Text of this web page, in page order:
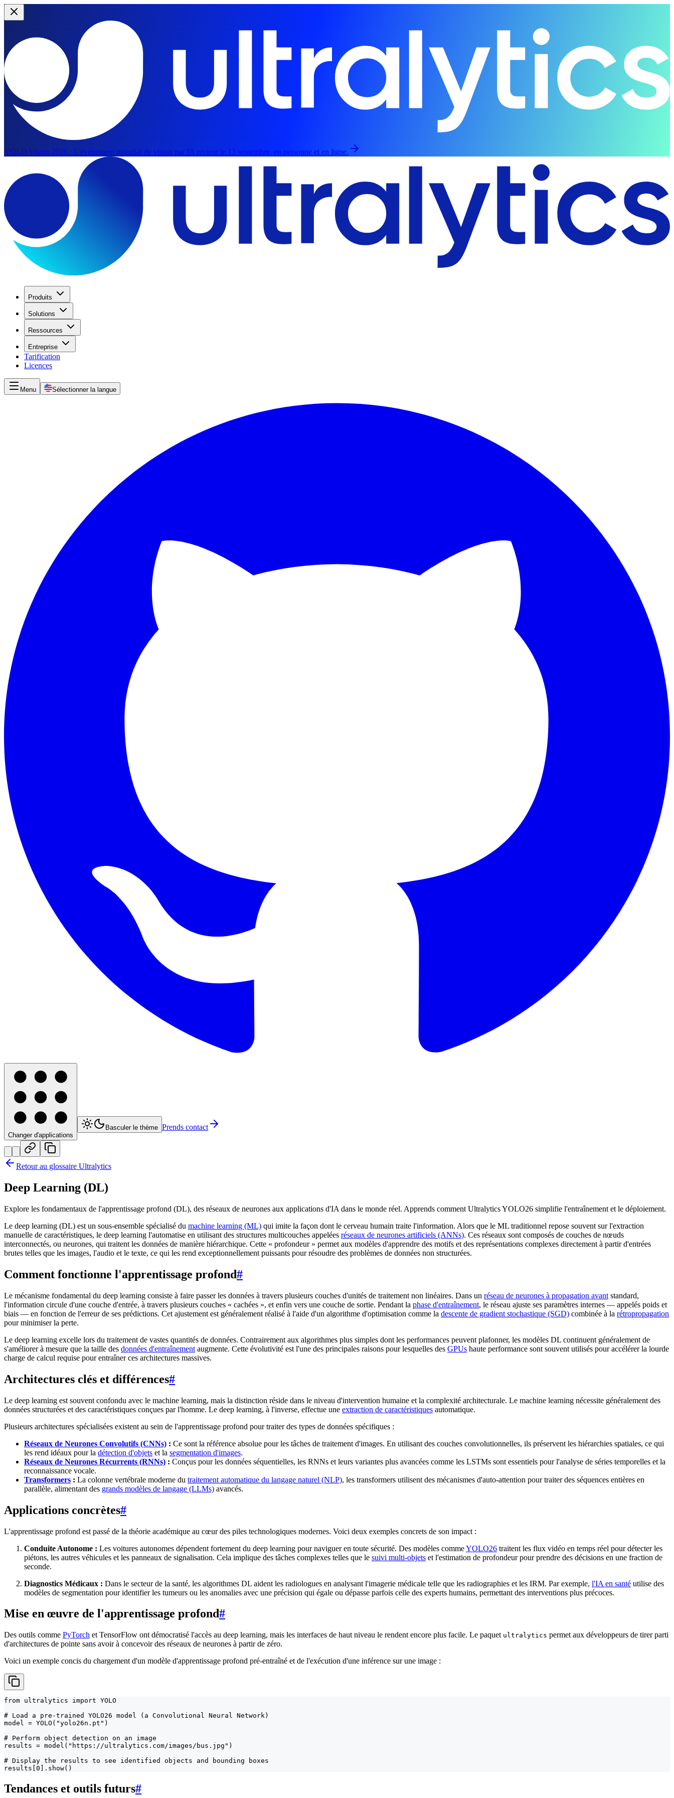
YOLO Vision 2026 : L'événement mondial de vision par IA revient le 13 septembre, en personne et en ligne.
Produits
Solutions
Ressources
Entreprise
Tarification
Licences
Menu Sélectionner la langue
Changer d'applications
Basculer le thème Prends contact
Retour au glossaire Ultralytics
Deep Learning (DL)
Explore les fondamentaux de l'apprentissage profond (DL), des réseaux de neurones aux applications d'IA dans le monde réel. Apprends comment Ultralytics YOLO26 simplifie l'entraînement et le déploiement.
Le deep learning (DL) est un sous-ensemble spécialisé du machine learning (ML) qui imite la façon dont le cerveau humain traite l'information. Alors que le ML traditionnel repose souvent sur l'extraction
manuelle de caractéristiques, le deep learning l'automatise en utilisant des structures multicouches appelées réseaux de neurones artificiels (ANNs). Ces réseaux sont composés de couches de nœuds
interconnectés, ou neurones, qui traitent les données de manière hiérarchique. Cette « profondeur » permet aux modèles d'apprendre des motifs et des représentations complexes directement à partir d'entrées
brutes telles que les images, l'audio et le texte, ce qui les rend exceptionnellement puissants pour résoudre des problèmes de données non structurées.
Comment fonctionne l'apprentissage profond#
Le mécanisme fondamental du deep learning consiste à faire passer les données à travers plusieurs couches d'unités de traitement non linéaires. Dans un réseau de neurones à propagation avant standard,
l'information circule d'une couche d'entrée, à travers plusieurs couches « cachées », et enfin vers une couche de sortie. Pendant la phase d'entraînement, le réseau ajuste ses paramètres internes — appelés poids et
biais — en fonction de l'erreur de ses prédictions. Cet ajustement est généralement réalisé à l'aide d'un algorithme d'optimisation comme la descente de gradient stochastique (SGD) combinée à la rétropropagation
pour minimiser la perte.
Le deep learning excelle lors du traitement de vastes quantités de données. Contrairement aux algorithmes plus simples dont les performances peuvent plafonner, les modèles DL continuent généralement de
s'améliorer à mesure que la taille des données d'entraînement augmente. Cette évolutivité est l'une des principales raisons pour lesquelles des GPUs haute performance sont souvent utilisés pour accélérer la lourde
charge de calcul requise pour entraîner ces architectures massives.
Architectures clés et différences#
Le deep learning est souvent confondu avec le machine learning, mais la distinction réside dans le niveau d'intervention humaine et la complexité architecturale. Le machine learning nécessite généralement des
données structurées et des caractéristiques conçues par l'homme. Le deep learning, à l'inverse, effectue une extraction de caractéristiques automatique.
Plusieurs architectures spécialisées existent au sein de l'apprentissage profond pour traiter des types de données spécifiques :
Réseaux de Neurones Convolutifs (CNNs) : Ce sont la référence absolue pour les tâches de traitement d'images. En utilisant des couches convolutionnelles, ils préservent les hiérarchies spatiales, ce qui
les rend idéaux pour la détection d'objets et la segmentation d'images.
Réseaux de Neurones Récurrents (RNNs) : Conçus pour les données séquentielles, les RNNs et leurs variantes plus avancées comme les LSTMs sont essentiels pour l'analyse de séries temporelles et la
reconnaissance vocale.
Transformers : La colonne vertébrale moderne du traitement automatique du langage naturel (NLP), les transformers utilisent des mécanismes d'auto-attention pour traiter des séquences entières en
parallèle, alimentant des grands modèles de langage (LLMs) avancés.
Applications concrètes#
L'apprentissage profond est passé de la théorie académique au cœur des piles technologiques modernes. Voici deux exemples concrets de son impact :
Conduite Autonome : Les voitures autonomes dépendent fortement du deep learning pour naviguer en toute sécurité. Des modèles commeYOLO26 traitent les flux vidéo en temps réel pour détecter les
piétons, les autres véhicules et les panneaux de signalisation. Cela implique des tâches complexes telles que le suivi multi-objets et l'estimation de profondeur pour prendre des décisions en une fraction de
seconde.
Diagnostics Médicaux : Dans le secteur de la santé, les algorithmes DL aident les radiologues en analysant l'imagerie médicale telle que les radiographies et les IRM. Par exemple, l'IA en santé utilise des
modèles de segmentation pour identifier les tumeurs ou les anomalies avec une précision qui égale ou dépasse parfois celle des experts humains, permettant des interventions plus précoces.
Mise en œuvre de l'apprentissage profond#
Des outils comme PyTorch et TensorFlow ont démocratisé l'accès au deep learning, mais les interfaces de haut niveau le rendent encore plus facile. Le paquet ultralytics permet aux développeurs de tirer parti
d'architectures de pointe sans avoir à concevoir des réseaux de neurones à partir de zéro.
Voici un exemple concis du chargement d'un modèle d'apprentissage profond pré-entraîné et de l'exécution d'une inférence sur une image :
from ultralytics import YOLO
# Load a pre-trained YOLO26 model (a Convolutional Neural Network)
model = YOLO("yolo26n.pt")
# Perform object detection on an image
results = model("https://ultralytics.com/images/bus.jpg")
# Display the results to see identified objects and bounding boxes
results[0].show()
Tendances et outils futurs#